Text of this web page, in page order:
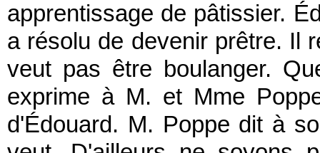
apprentissage de pâtissier.
a résolu de devenir prêtre. Il
veut pas être boulanger.
exprime à M. et Mme
d'Édouard. M. Poppe dit à